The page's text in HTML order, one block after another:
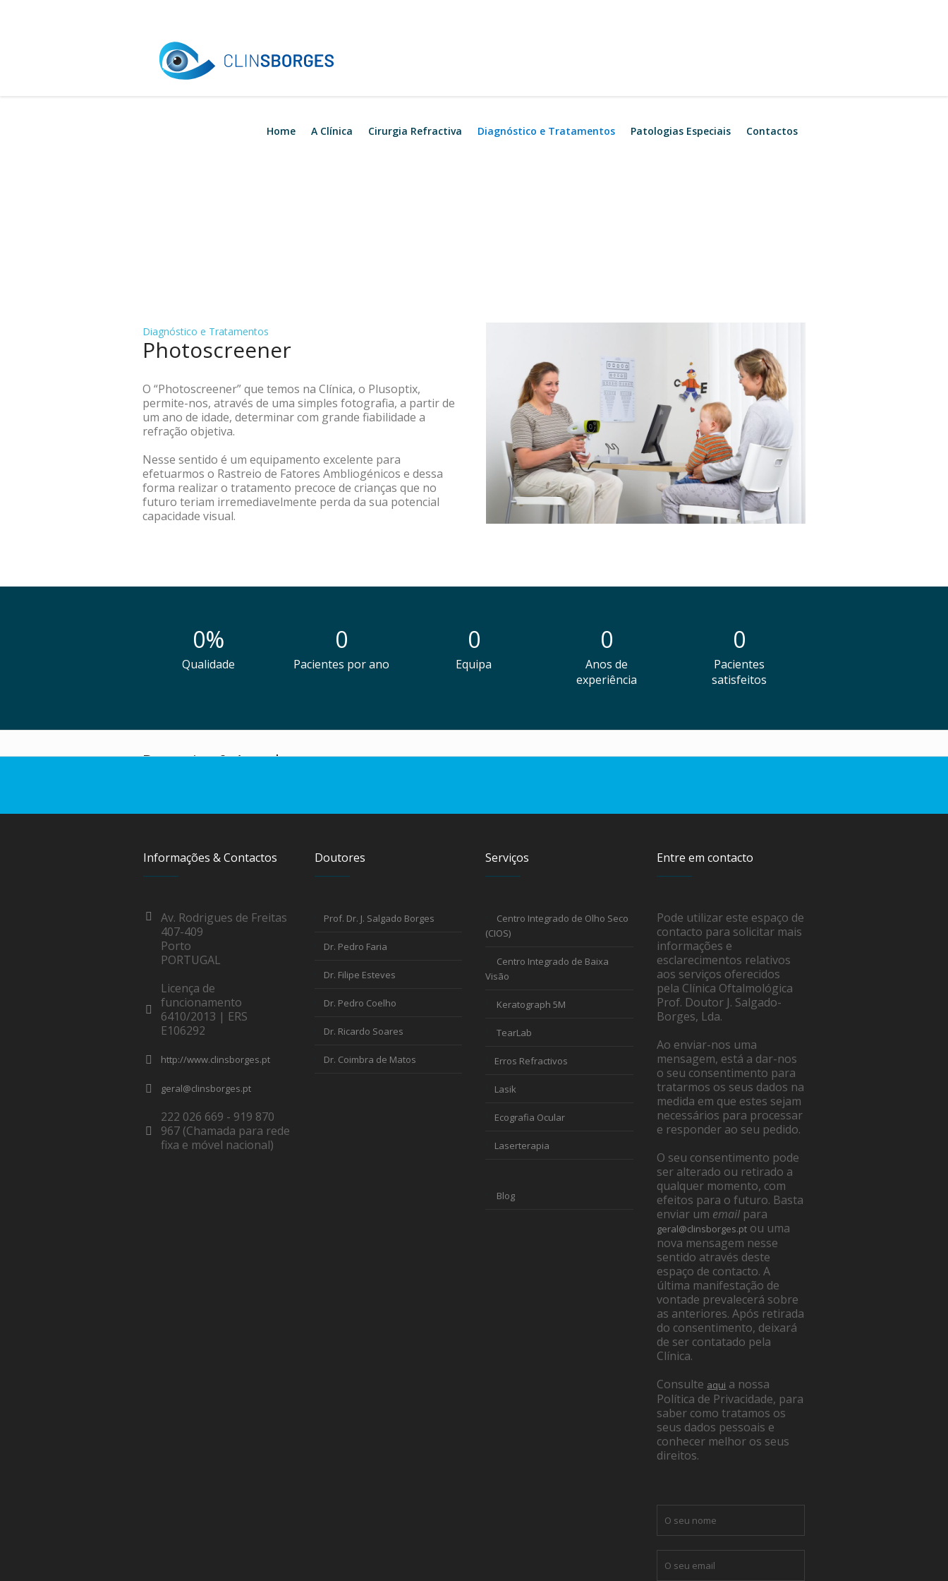
Home A Clínica Cirurgia Refractiva Diagnóstico e Tratamentos Patologias Especiais Contactos
Diagnóstico e Tratamentos
Photoscreener
O “Photoscreener” que temos na Clínica, o Plusoptix,
permite-nos, através de uma simples fotografia, a partir de
um ano de idade, determinar com grande fiabilidade a
refração objetiva.
Nesse sentido é um equipamento excelente para
efetuarmos o Rastreio de Fatores Ambliogénicos e dessa
forma realizar o tratamento precoce de crianças que no
futuro teriam irremediavelmente perda da sua potencial
capacidade visual.
0%
Qualidade
0
Pacientes por ano
0
Equipa
0
Anos de
experiência
0
Pacientes
satisfeitos
Parcerias & Acordos
Informações & Contactos
Av. Rodrigues de Freitas
407-409
Porto
PORTUGAL
Licença de
funcionamento
6410/2013 | ERS
E106292
http://www.clinsborges.pt
geral@clinsborges.pt
222 026 669 - 919 870
967 (Chamada para rede
fixa e móvel nacional)
Doutores
Prof. Dr. J. Salgado Borges
Dr. Pedro Faria
Dr. Filipe Esteves
Dr. Pedro Coelho
Dr. Ricardo Soares
Dr. Coimbra de Matos
Serviços
Centro Integrado de Olho Seco
(CIOS)
Centro Integrado de Baixa
Visão
Keratograph 5M
TearLab
Erros Refractivos
Lasik
Ecografia Ocular
Laserterapia
Blog
Entre em contacto
Pode utilizar este espaço de
contacto para solicitar mais
informações e
esclarecimentos relativos
aos serviços oferecidos
pela Clínica Oftalmológica
Prof. Doutor J. Salgado-
Borges, Lda.
Ao enviar-nos uma
mensagem, está a dar-nos
o seu consentimento para
tratarmos os seus dados na
medida em que estes sejam
necessários para processar
e responder ao seu pedido.
O seu consentimento pode
ser alterado ou retirado a
qualquer momento, com
efeitos para o futuro. Basta
enviar um email para
geral@clinsborges.pt ou uma
nova mensagem nesse
sentido através deste
espaço de contacto. A
última manifestação de
vontade prevalecerá sobre
as anteriores. Após retirada
do consentimento, deixará
de ser contatado pela
Clínica.
Consulte aqui a nossa
Política de Privacidade, para
saber como tratamos os
seus dados pessoais e
conhecer melhor os seus
direitos.